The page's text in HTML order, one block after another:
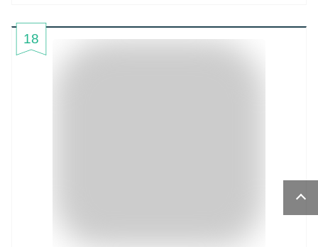
18